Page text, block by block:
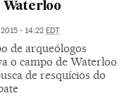
Waterloo
2015 - 14:22 EDT
de arqueólogos
o campo de Waterloo
de resquícios do